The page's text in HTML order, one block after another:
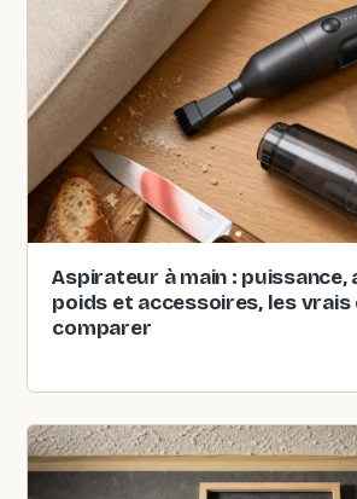
Aspirateur à main : puissance,
poids et accessoires, les
comparer